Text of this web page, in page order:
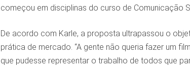
começou em disciplinas do curso de Comunicação
De acordo com Karle, a proposta ultrapassou o
prática de mercado. “A gente não queria fazer um
que pudesse representar o trabalho de todos que